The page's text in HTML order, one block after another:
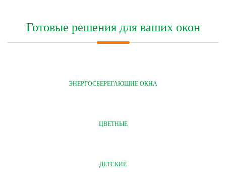
Готовые решения для ваших окон
ЭНЕРГОСБЕРЕГАЮЩИЕ ОКНА
ЦВЕТНЫЕ
ДЕТСКИЕ